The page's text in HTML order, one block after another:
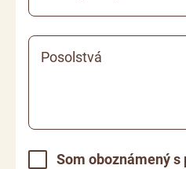
Posolstvá
Som oboznámený